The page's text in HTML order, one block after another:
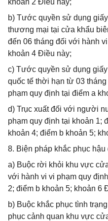
khoản 2 Điều này;
b) Tước quyền sử dụng
thương mại tại cửa khẩu
đến 06 tháng đối với hành
khoản 4 Điều này;
c) Tước quyền sử dụng
quốc tế thời hạn từ 03
phạm quy định tại điểm a
d) Trục xuất đối với người
phạm quy định tại khoản 1;
khoản 4; điểm b khoản 5;
8. Biện pháp khắc phục hậu
a) Buộc rời khỏi khu vực
với hành vi vi phạm quy
2; điểm b khoản 5; khoản 6
b) Buộc khắc phục tình
phục cảnh quan khu vực